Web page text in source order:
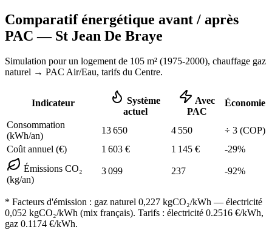
Comparatif énergétique avant / après
PAC — St Jean De Braye
Simulation pour un logement de 105 m² (1975-2000), chauffage gaz
naturel → PAC Air/Eau, tarifs du Centre.
Indicateur
Système
actuel
Avec
PAC
Économie
Consommation
(kWh/an)
13 650 4 550 ÷ 3 (COP)
Coût annuel (€)
1 603 € 1 145 € -29%
Émissions CO₂
(kg/an)
3 099 237 -92%
* Facteurs d'émission : gaz naturel 0,227 kgCO₂/kWh — électricité
0,052 kgCO₂/kWh (mix français). Tarifs : électricité 0.2516 €/kWh,
gaz 0.1174 €/kWh.